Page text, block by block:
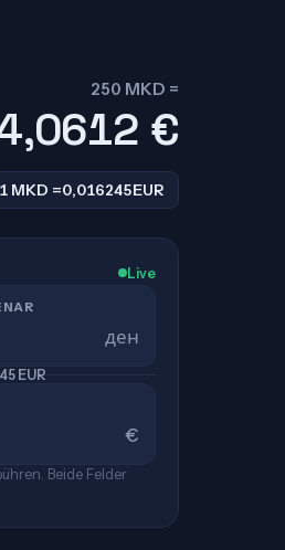
250 MKD =
€
1 MKD =0,016245EUR
Live
ден
EUR
€
Beide Felder